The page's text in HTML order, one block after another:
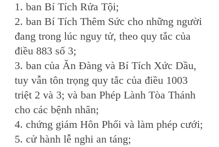
1. ban Bí Tích Rửa Tội;
2. ban Bí Tích Thêm Sức cho những người
đang trong lúc nguy tử, theo quy tắc của
điều 883 số 3;
3. ban của Ăn Ðàng và Bí Tích Xức Dầu,
tuy vẫn tôn trọng quy tắc của điều 1003
triệt 2 và 3; và ban Phép Lành Tòa Thánh
cho các bệnh nhân;
4. chứng giám Hôn Phối và làm phép cưới;
5. cử hành lễ nghi an táng;